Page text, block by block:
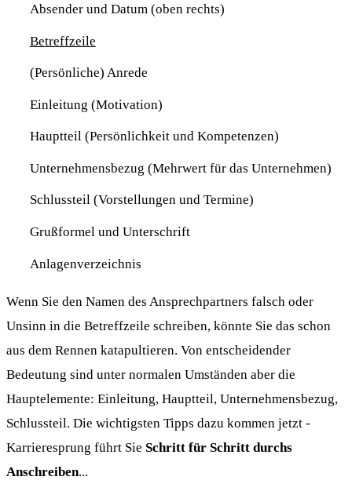
Absender und Datum (oben rechts)
Betreffzeile
(Persönliche) Anrede
Einleitung (Motivation)
Hauptteil (Persönlichkeit und Kompetenzen)
Unternehmensbezug (Mehrwert für das Unternehmen)
Schlussteil (Vorstellungen und Termine)
Grußformel und Unterschrift
Anlagenverzeichnis
Wenn Sie den Namen des Ansprechpartners falsch oder
Unsinn in die Betreffzeile schreiben, könnte Sie das schon
aus dem Rennen katapultieren. Von entscheidender
Bedeutung sind unter normalen Umständen aber die
Hauptelemente: Einleitung, Hauptteil, Unternehmensbezug,
Schlussteil. Die wichtigsten Tipps dazu kommen jetzt -
Karrieresprung führt Sie Schritt für Schritt durchs
Anschreiben...